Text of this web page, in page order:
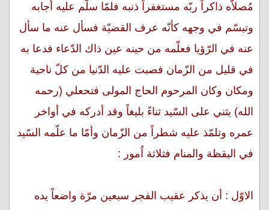
مُصلاّه ذاكراً ربّه مستغفراً ذنبه فلمّا سلّم عليه أجابه
وتبسّم في وجهه كأنّه عرف القضيّة فسأل عنه ما سأل
عنه في الرّؤيا فعلّمه من حينه عين ذاك الدّعاء فدعا به
في قليل من الزّمان فصبت عليه الدّنيا من كلّ ناحية
ومكان وكان المرحوم الحاج المولى فتحعلي (رحمه
الله) يثني على السّيد ثناءً بليغاً وقد أدركه في أواخر
عمره وتلمّذ عليه شطراً من الزّمان وأمّا ما علّمه السّيد
في اليقظة والمنام فثلاثة اُمور :
الاوّل : أن يذكر عقيب الفجر سبعين مرّة واضعاً يده